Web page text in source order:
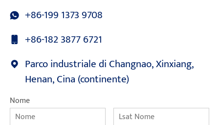
+86-199 1373 9708
+86-182 3877 6721
Parco industriale di Changnao, Xinxiang,
Henan, Cina (continente)
Nome